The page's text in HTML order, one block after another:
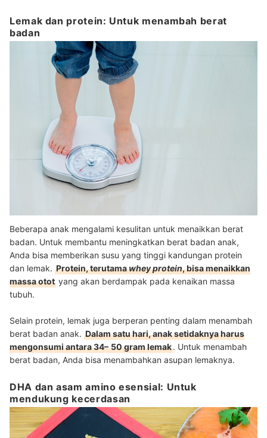
Lemak dan protein: Untuk menambah berat
badan
Beberapa anak mengalami kesulitan untuk menaikkan berat
badan. Untuk membantu meningkatkan berat badan anak,
Anda bisa memberikan susu yang tinggi kandungan protein
dan lemak. Protein, terutamawhey protein, bisa menaikkan
massa otot yang akan berdampak pada kenaikan massa
tubuh.
Selain protein, lemak juga berperan penting dalam menambah
berat badan anak. Dalam satu hari, anak setidaknya harus
mengonsumi antara 34– 50 gram lemak. Untuk menambah
berat badan, Anda bisa menambahkan asupan lemaknya.
DHA dan asam amino esensial: Untuk
mendukung kecerdasan